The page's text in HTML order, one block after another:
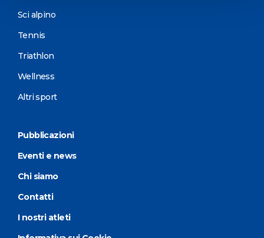
Sci alpino
Tennis
Triathlon
Wellness
Altri sport
Pubblicazioni
Eventi e news
Chi siamo
Contatti
I nostri atleti